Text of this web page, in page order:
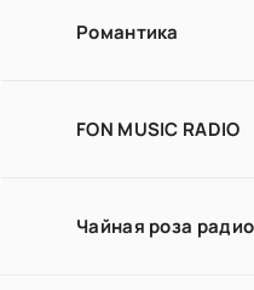
Романтика
FON MUSIC RADIO
Чайная роза радио